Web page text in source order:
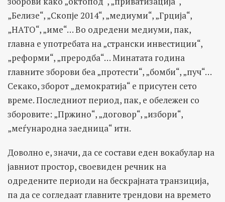
„Белизе“, „Скопје 2014“, „медиуми“, „Грција“,
„НАТО“, „име“… Во одредени медиуми, пак,
главна е употребата на „странски инвестиции“,
„реформи“, „преродба“… Минатата година
главните зборови беа „протести“, „бомби“, „пуч“…
Секако, зборот „демократија“ е присутен сето
време. Последниот период, пак, е обележен со
зборовите: „Пржино“, „договор“, „избори“,
„меѓународна заедница“ итн.
Доволно е, значи, да се состави еден вокабулар на
јавниот простор, своевиден речник на
одредените периоди на бескрајната транзиција,
па да се согледаат главните трендови на времето